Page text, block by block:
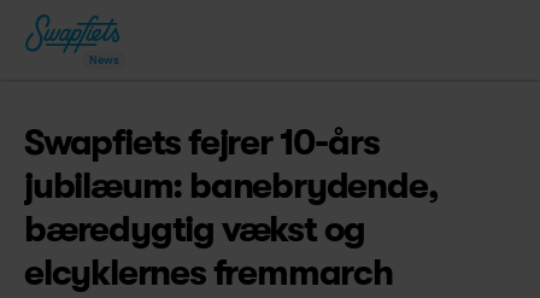
News
Swapfiets fejrer 10-års
jubilæum: banebrydende,
bæredygtig vækst og
elcyklernes fremmarch